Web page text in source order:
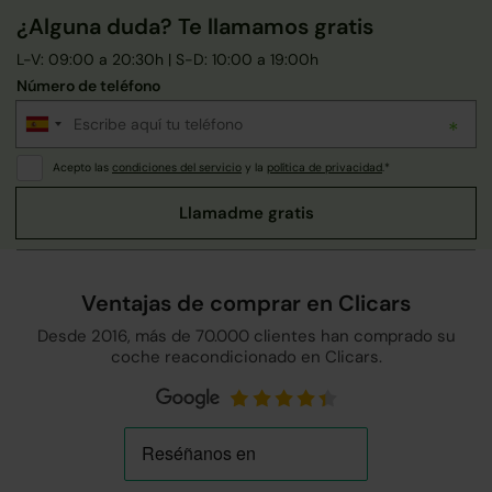
¿Alguna duda? Te llamamos gratis
L-V: 09:00 a 20:30h | S-D: 10:00 a 19:00h
Número de teléfono
Acepto las condiciones del servicio y la política de privacidad.*
Ventajas de comprar en Clicars
Desde 2016, más de 70.000 clientes han comprado su
coche reacondicionado en Clicars.